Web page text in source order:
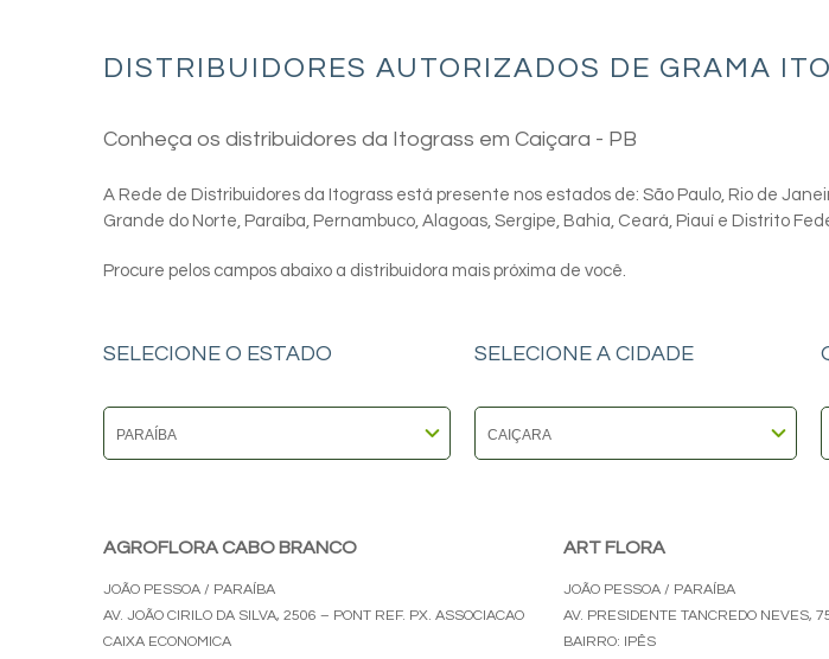
DISTRIBUIDORES AUTORIZADOS DE GRAMA
Conheça os distribuidores da Itograss em Caiçara - PB
A Rede de Distribuidores da Itograss está presente nos estados de: São Paulo, Rio de
Grande do Norte, Paraíba, Pernambuco, Alagoas, Sergipe, Bahia, Ceará, Piauí e Distrito
Procure pelos campos abaixo a distribuidora mais próxima de você.
SELECIONE O ESTADO SELECIONE A CIDADE
AGROFLORA CABO BRANCO
JOÃO PESSOA / PARAÍBA
AV. JOÃO CIRILO DA SILVA, 2506 – PONT REF. PX. ASSOCIACAO
CAIXA ECONOMICA
ART FLORA
JOÃO PESSOA / PARAÍBA
AV. PRESIDENTE TANCREDO NEVES,
BAIRRO: IPÊS